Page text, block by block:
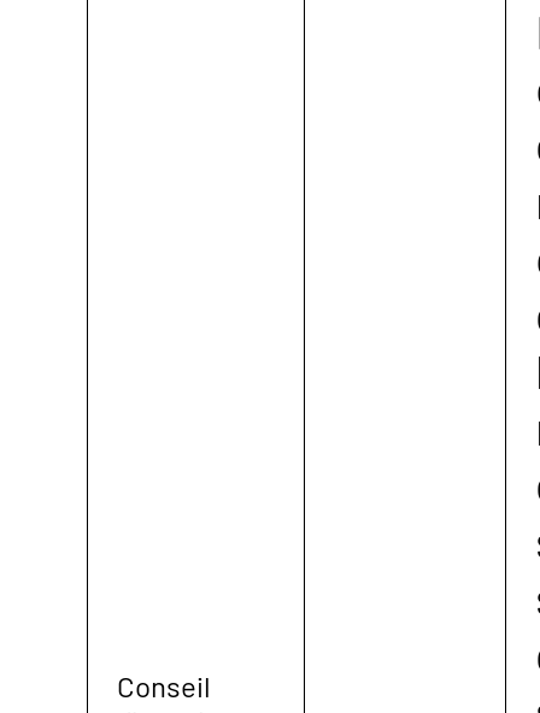
Conseil